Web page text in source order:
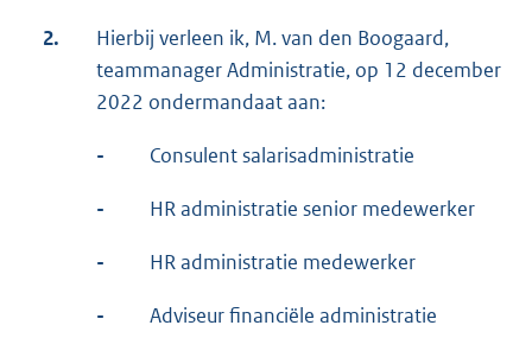
2.
Hierbij verleen ik, M. van den Boogaard,
teammanager Administratie, op 12 december
2022 ondermandaat aan:
- Consulent salarisadministratie
- HR administratie senior medewerker
- HR administratie medewerker
- Adviseur financiële administratie